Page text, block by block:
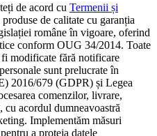
de acord cu Termenii și
de calitate cu garanția
române în vigoare, oferind
conform OUG 34/2014. Toate
modificate fără notificare
sunt prelucrate în
2016/679 (GDPR) și Legea
comenzilor, livrare,
cu acordul dumneavoastră
Implementăm măsuri
a proteja datele